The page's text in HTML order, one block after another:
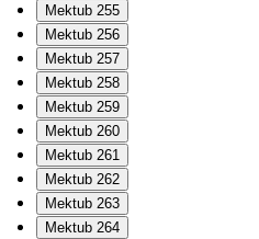
Mektub 255
Mektub 256
Mektub 257
Mektub 258
Mektub 259
Mektub 260
Mektub 261
Mektub 262
Mektub 263
Mektub 264